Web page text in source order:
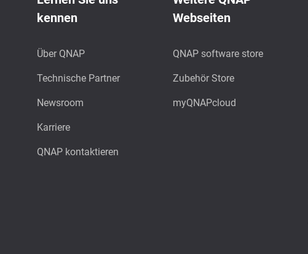
kennen
Über QNAP
Technische Partner
Newsroom
Karriere
QNAP kontaktieren
Webseiten
QNAP software store
Zubehör Store
myQNAPcloud